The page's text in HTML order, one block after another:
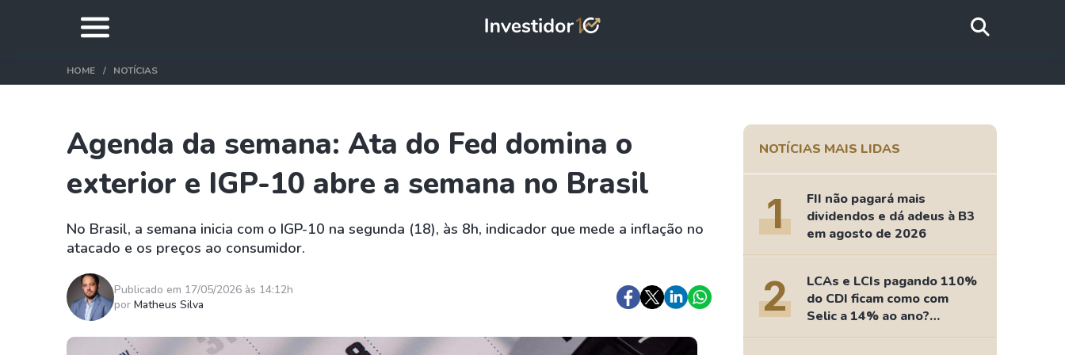
HOME NOTÍCIAS
Agenda da semana: Ata do Fed domina o
exterior e IGP-10 abre a semana no Brasil
No Brasil, a semana inicia com o IGP-10 na segunda (18), às 8h, indicador que mede a inflação no
atacado e os preços ao consumidor.
Publicado em 17/05/2026 às 14:12h
por Matheus Silva
NOTÍCIAS MAIS LIDAS
1
FII não pagará mais
dividendos e dá adeus à B3
em agosto de 2026
2
LCAs e LCIs pagando 110%
do CDI ficam como com
Selic a 14% ao ano?
Fizemos as contas